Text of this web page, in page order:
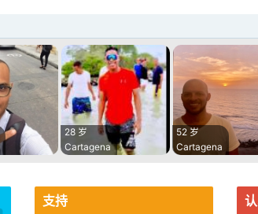
28 岁
Cartagena
52 岁
Cartagena
支持